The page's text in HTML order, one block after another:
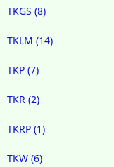
TKGS (8)
TKLM (14)
TKP (7)
TKR (2)
TKRP (1)
TKW (6)